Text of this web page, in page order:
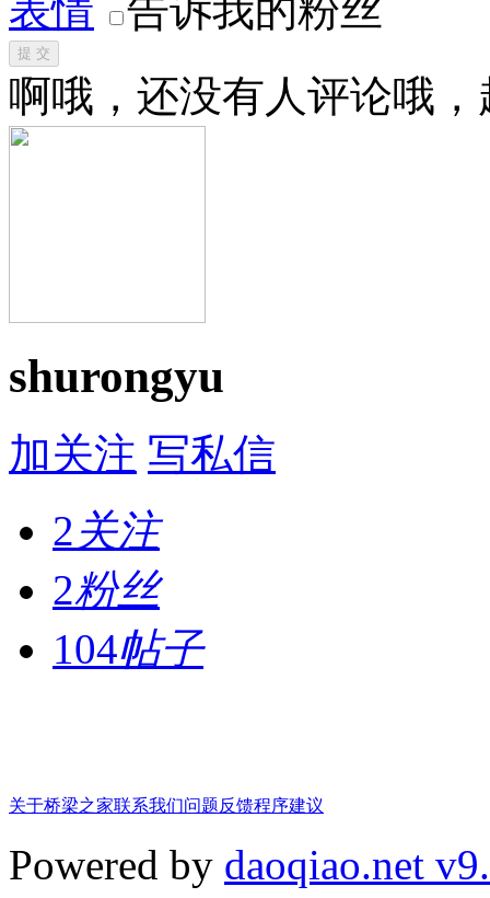
表情 告诉我的粉丝
提 交
啊哦，还没有人评论哦
shurongyu
加关注 写私信
2关注
2粉丝
104帖子
关于桥梁之家联系我们问题反馈程序建议
Powered by daoqiao.net